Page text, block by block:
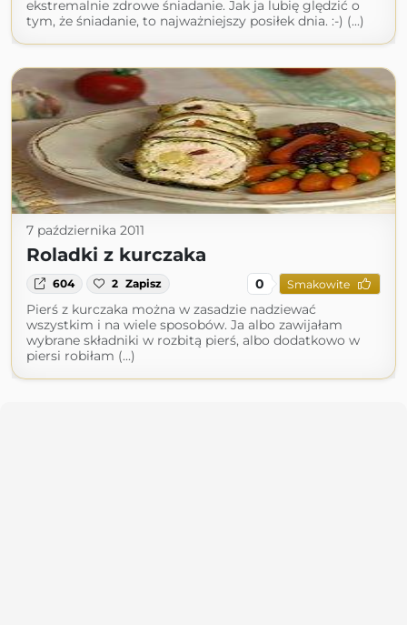
ekstremalnie zdrowe śniadanie. Jak ja lubię ględzić o
tym, że śniadanie, to najważniejszy posiłek dnia. :-) (...)
7 października 2011
Roladki z kurczaka
604 2 Zapisz 0 Smakowite
Pierś z kurczaka można w zasadzie nadziewać
wszystkim i na wiele sposobów. Ja albo zawijałam
wybrane składniki w rozbitą pierś, albo dodatkowo w
piersi robiłam (...)